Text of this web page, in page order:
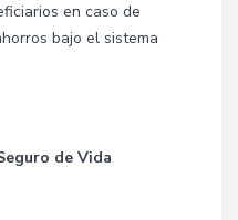
en caso de
bajo el sistema
de Vida